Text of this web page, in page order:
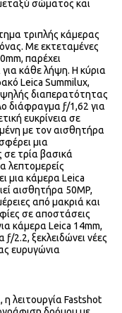
σώματος και
τριπλής κάμερας
Με εκτεταμένες
παρέχει
κάθε λήψη. Η κύρια
Leica Summilux,
διαπερατότητας
διάφραγμα ƒ/1,62 για
ευκρίνεια σε
με τον αισθητήρα
μια
τρία βασικά
λεπτομερείς
μια κάμερα Leica
αισθητήρα 50MP,
από μακριά και
σε αποστάσεις
κάμερα Leica 14mm,
2.2, ξεκλειδώνει νέες
ευρυγώνια
η λειτουργία Fastshot